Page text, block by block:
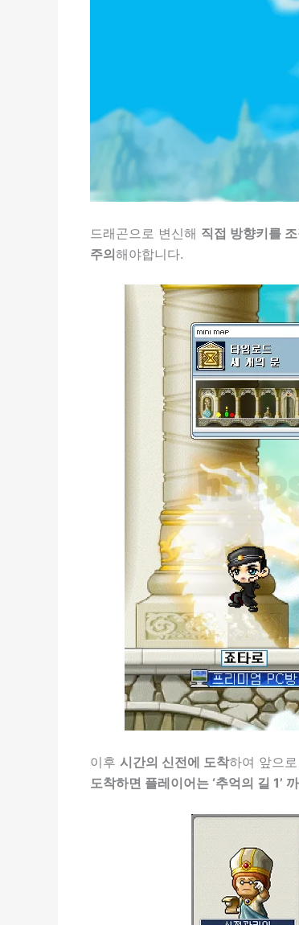
드래곤으로 변신해 직접 방향키를
주의해야합니다.
이후 시간의 신전에 도착하여 앞으
도착하면 플레이어는 ‘추억의 길 1’